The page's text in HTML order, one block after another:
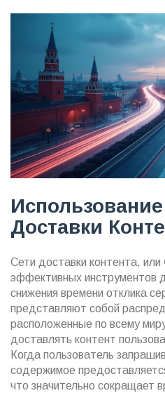
Доставки
Сети доставки контента, или
эффективных инструментов
снижения времени отклика
представляют собой
расположенные по всему
доставлять контент
Когда пользователь
содержимое
что значительно сокращает